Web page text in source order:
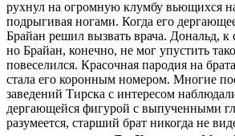
рухнул на огромную клумбу вьющихся
подрыгивая ногами. Когда его
Брайан решил вызвать врача. Дональд, к
но Брайан, конечно, не мог упустить
повеселился. Красочная пародия на
стала его коронным номером. Многие
заведений Тирска с интересом
дергающейся фигурой с выпученными
разумеется, старший брат никогда не